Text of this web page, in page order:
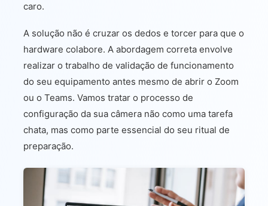
caro.
A solução não é cruzar os dedos e torcer para que o
hardware colabore. A abordagem correta envolve
realizar o trabalho de validação de funcionamento
do seu equipamento antes mesmo de abrir o Zoom
ou o Teams. Vamos tratar o processo de
configuração da sua câmera não como uma tarefa
chata, mas como parte essencial do seu ritual de
preparação.